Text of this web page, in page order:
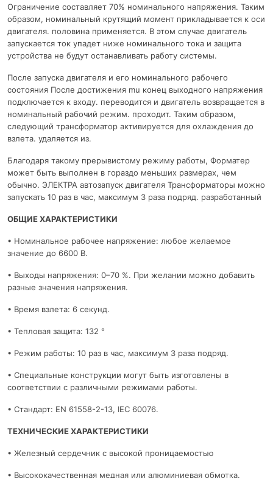
Ограничение составляет 70% номинального напряжения. Таким
образом, номинальный крутящий момент прикладывается к оси
двигателя. половина применяется. В этом случае двигатель
запускается ток упадет ниже номинального тока и защита
устройства не будут останавливать работу системы.
После запуска двигателя и его номинального рабочего
состояния После достижения mu конец выходного напряжения
подключается к входу. переводится и двигатель возвращается в
номинальный рабочий режим. проходит. Таким образом,
следующий трансформатор активируется для охлаждения до
взлета. удаляется из.
Благодаря такому прерывистому режиму работы, Форматер
может быть выполнен в гораздо меньших размерах, чем
обычно. ЭЛЕКТРА автозапуск двигателя Трансформаторы можно
запускать 10 раз в час, максимум 3 раза подряд. разработанный
ОБЩИЕ ХАРАКТЕРИСТИКИ
• Номинальное рабочее напряжение: любое желаемое
значение до 6600 В.
• Выходы напряжения: 0–70 %. При желании можно добавить
разные значения напряжения.
• Время взлета: 6 секунд.
• Тепловая защита: 132 °
• Режим работы: 10 раз в час, максимум 3 раза подряд.
• Специальные конструкции могут быть изготовлены в
соответствии с различными режимами работы.
• Стандарт: EN 61558-2-13, IEC 60076.
ТЕХНИЧЕСКИЕ ХАРАКТЕРИСТИКИ
• Железный сердечник с высокой проницаемостью
• Высококачественная медная или алюминиевая обмотка.